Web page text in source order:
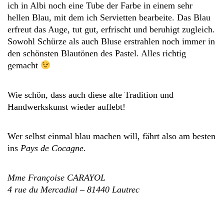
ich in Albi noch eine Tube der Farbe in einem sehr
hellen Blau, mit dem ich Servietten bearbeite. Das Blau
erfreut das Auge, tut gut, erfrischt und beruhigt zugleich.
Sowohl Schürze als auch Bluse erstrahlen noch immer in
den schönsten Blautönen des Pastel. Alles richtig
gemacht
Wie schön, dass auch diese alte Tradition und
Handwerkskunst wieder auflebt!
Wer selbst einmal blau machen will, fährt also am besten
ins Pays de Cocagne.
Mme Françoise CARAYOL
4 rue du Mercadial – 81440 Lautrec